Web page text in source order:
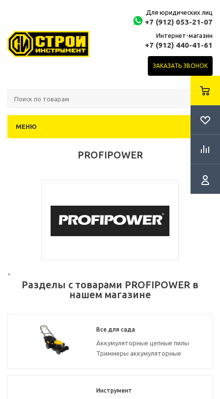
Для юридических лиц
+7 (912) 053-21-07
Интернет-магазин
+7 (912) 440-41-61
ЗАКАЗАТЬ ЗВОНОК
МЕНЮ
PROFIPOWER
*
Разделы с товарами PROFIPOWER в
нашем магазине
Все для сада
Аккумуляторные цепные пилы
Триммеры аккумуляторные
Инструмент